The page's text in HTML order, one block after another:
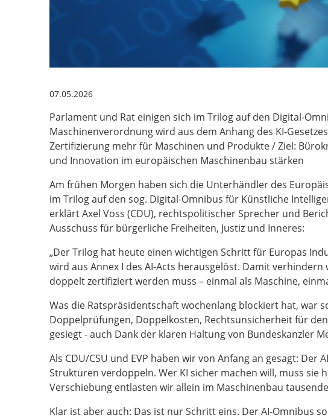
07.05.2026
Parlament und Rat einigen sich im Trilog auf den Digital-
Maschinenverordnung wird aus dem Anhang des KI-
Zertifizierung mehr für Maschinen und Produkte / Ziel:
und Innovation im europäischen Maschinenbau stärken
Am frühen Morgen haben sich die Unterhändler des
im Trilog auf den sog. Digital-Omnibus für Künstliche
erklärt Axel Voss (CDU), rechtspolitischer Sprecher und
Ausschuss für bürgerliche Freiheiten, Justiz und Inneres:
„Der Trilog hat heute einen wichtigen Schritt für Europas
wird aus Annex I des AI-Acts herausgelöst. Damit
doppelt zertifiziert werden muss – einmal als Maschine,
Was die Ratspräsidentschaft wochenlang blockiert hat, war
Doppelprüfungen, Doppelkosten, Rechtsunsicherheit für
gesiegt - auch Dank der klaren Haltung von Bundeskanzler
Als CDU/CSU und EVP haben wir von Anfang an gesagt: Der
Strukturen verdoppeln. Wer KI sicher machen will, muss sie
Verschiebung entlasten wir allein im Maschinenbau
Klar ist aber auch: Das ist nur Schritt eins. Der AI-Omnibus